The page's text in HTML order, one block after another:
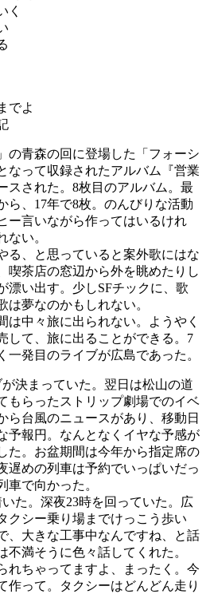
く
でよ
青森の回に登場した「フォーシ
なって収録されたアルバム『営業
スされた。8枚目のアルバム。最
ら、17年で8枚。のんびりな活動
ー言いながら作ってはいるけれ
ない。
、と思っていると案外歌にはな
喫茶店の窓辺から外を眺めたりし
漂い出す。少しSFチックに、歌
は夢なのかもしれない。
中々旅に出られない。ようやく
して、旅に出ることができる。7
一発目のライブが広島であった。
決まっていた。翌日は松山の道
もらったストリップ劇場でのイベ
ら台風のニュースがあり、移動日
予報円。なんとなくイヤな予感が
た。お盆期間は今年から指定席の
遅めの列車は予約でいっぱいだっ
車で向かった。
た。深夜23時を回っていた。広
クシー乗り場までけっこう歩い
、大きな工事中なんですね、と話
不満そうに色々話してくれた。
れちゃってますよ、まったく。今
作って。タクシーはどんどん走り